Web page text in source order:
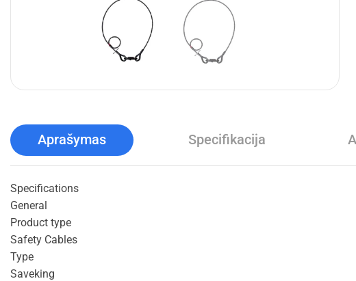
Aprašymas Specifikacija
Specifications
General
Product type
Safety Cables
Type
Saveking